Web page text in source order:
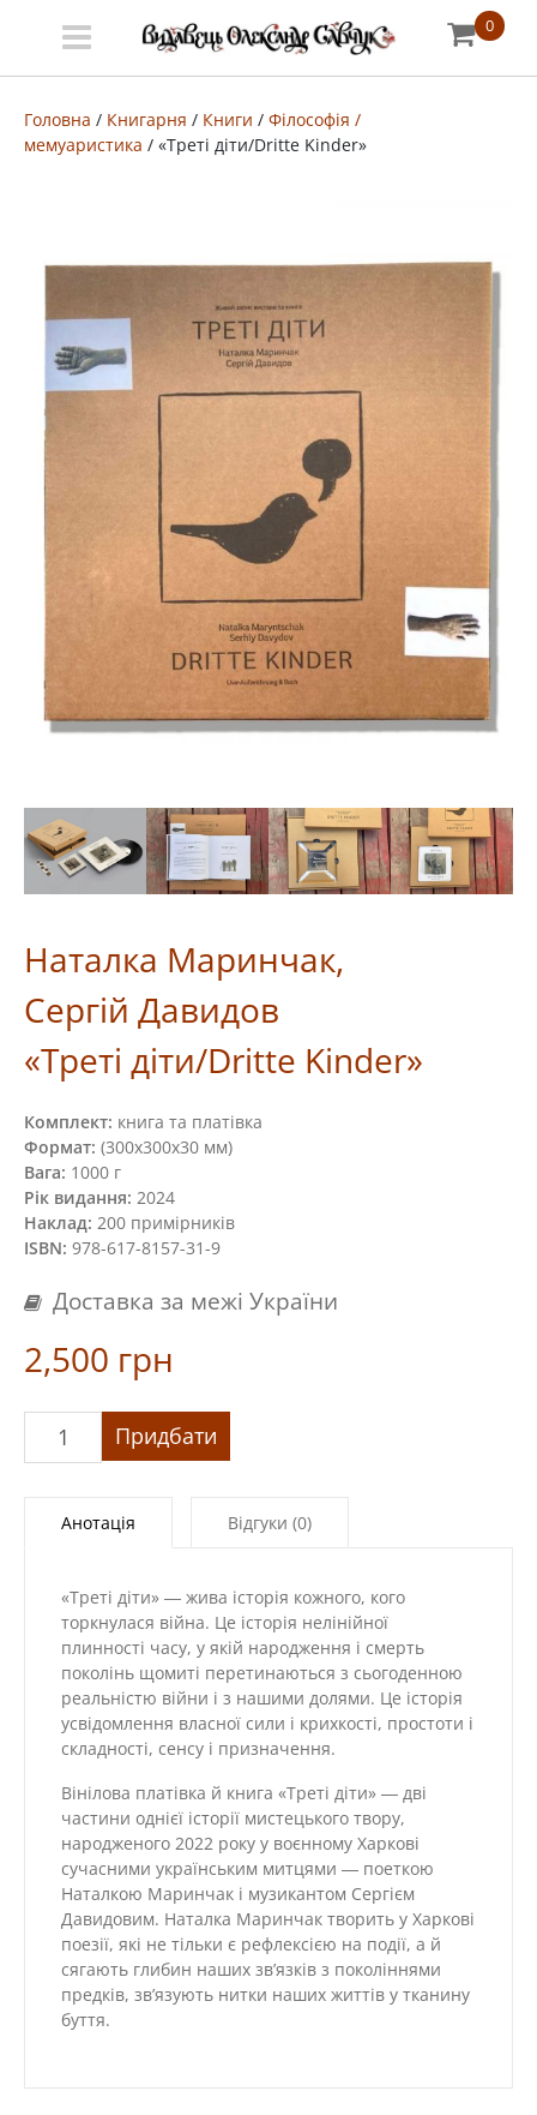
Меню
Про
Публічний
договір
Видати
книгу
#запідтримкиУКФ
ENG
0
Головна / Книгарня / Книги / Філософія /
мемуаристика / «Треті діти/Dritte Kinder»
Наталка Маринчак,
Сергій Давидов
«Треті діти/Dritte Kinder»
Комплект: книга та платівка
Формат: (300х300х30 мм)
Вага: 1000 г
Рік видання: 2024
Наклад: 200 примірників
ISBN: 978-617-8157-31-9
Доставка за межі України
2,500 грн
діти/Dritte
Придбати
Анотація Відгуки (0)
«Треті діти» ― жива історія кожного, кого
торкнулася війна. Це історія нелінійної
плинності часу, у якій народження і смерть
поколінь щомиті перетинаються з сьогоденною
реальністю війни і з нашими долями. Це історія
усвідомлення власної сили і крихкості, простоти і
складності, сенсу і призначення.
Вінілова платівка й книга «Треті діти» ― дві
частини однієї історії мистецького твору,
народженого 2022 року у воєнному Харкові
сучасними українським митцями ― поеткою
Наталкою Маринчак і музикантом Сергієм
Давидовим. Наталка Маринчак творить у Харкові
поезії, які не тільки є рефлексією на події, а й
сягають глибин наших зв’язків з поколіннями
предків, зв’язують нитки наших життів у тканину
буття.